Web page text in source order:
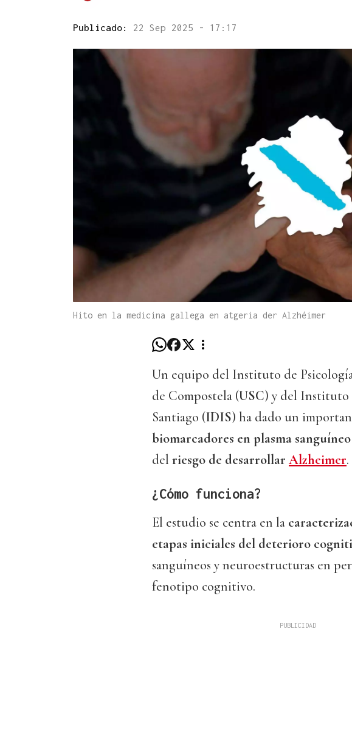
Publicado: 22 Sep 2025 - 17:17
Hito en la medicina gallega en atgeria der Alzhéimer
Un equipo del Instituto de
de Compostela (USC) y del Instituto
Santiago (IDIS) ha dado un
biomarcadores en plasma sanguíneo
del riesgo de desarrollar Alzheimer.
¿Cómo funciona?
El estudio se centra en la
etapas iniciales del deterioro
sanguíneos y neuroestructuras en
fenotipo cognitivo.